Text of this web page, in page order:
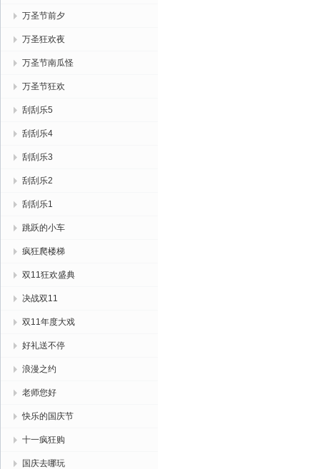
万圣节前夕
万圣狂欢夜
万圣节南瓜怪
万圣节狂欢
刮刮乐5
刮刮乐4
刮刮乐3
刮刮乐2
刮刮乐1
跳跃的小车
疯狂爬楼梯
双11狂欢盛典
决战双11
双11年度大戏
好礼送不停
浪漫之约
老师您好
快乐的国庆节
十一疯狂购
国庆去哪玩